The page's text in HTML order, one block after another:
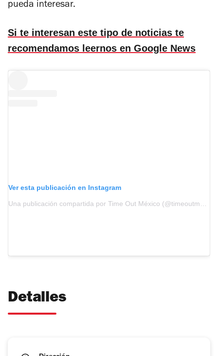
pueda interesar.
Si te interesan este tipo de noticias te
recomendamos leernos en Google News
Ver esta publicación en Instagram
Una publicación compartida por Time Out México (@timeoutmexico)
Detalles